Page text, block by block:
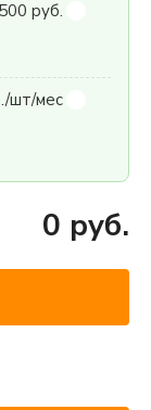
500 руб.
шт/мес
0 руб.